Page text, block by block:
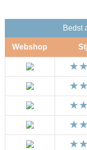
Bedst
Webshop